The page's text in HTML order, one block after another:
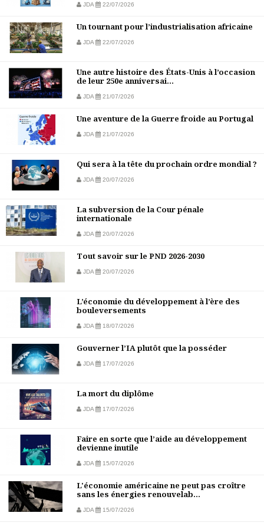
JDA 22/07/2026
Un tournant pour l’industrialisation africaine
JDA 22/07/2026
Une autre histoire des États-Unis à l’occasion
de leur 250e anniversai...
JDA 21/07/2026
Une aventure de la Guerre froide au Portugal
JDA 21/07/2026
Qui sera à la tête du prochain ordre mondial ?
JDA 20/07/2026
La subversion de la Cour pénale
internationale
JDA 20/07/2026
Tout savoir sur le PND 2026-2030
JDA 20/07/2026
L’économie du développement à l’ère des
bouleversements
JDA 18/07/2026
Gouverner l’IA plutôt que la posséder
JDA 17/07/2026
La mort du diplôme
JDA 17/07/2026
Faire en sorte que l’aide au développement
devienne inutile
JDA 15/07/2026
L'économie américaine ne peut pas croître
sans les énergies renouvelab...
JDA 15/07/2026